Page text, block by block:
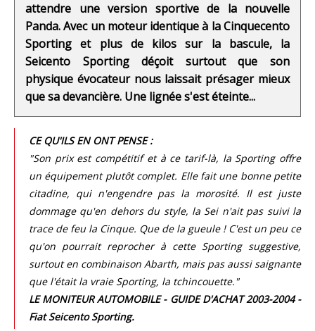
attendre une version sportive de la nouvelle
Panda. Avec un moteur identique à la Cinquecento
Sporting et plus de kilos sur la bascule, la
Seicento Sporting déçoit surtout que son
physique évocateur nous laissait présager mieux
que sa devancière. Une lignée s'est éteinte...
CE QU'ILS EN ONT PENSE :
"Son prix est compétitif et à ce tarif-là, la Sporting offre
un équipement plutôt complet. Elle fait une bonne petite
citadine, qui n'engendre pas la morosité. Il est juste
dommage qu'en dehors du style, la Sei n'ait pas suivi la
trace de feu la Cinque. Que de la gueule ! C'est un peu ce
qu'on pourrait reprocher à cette Sporting suggestive,
surtout en combinaison Abarth, mais pas aussi saignante
que l'était la vraie Sporting, la tchincouette."
LE MONITEUR AUTOMOBILE - GUIDE D'ACHAT 2003-2004 -
Fiat Seicento Sporting.